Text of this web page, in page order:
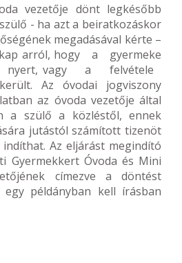
vezetője dönt legkésőbb
- ha azt a beiratkozáskor
megadásával kérte –
arról, hogy a gyermeke
vagy a felvétele
Az óvodai jogviszony
az óvoda vezetője által
a szülő a közléstől, ennek
jutástól számított tizenöt
Az eljárást megindító
Gyermekkert Óvoda és Mini
címezve a döntést
példányban kell írásban